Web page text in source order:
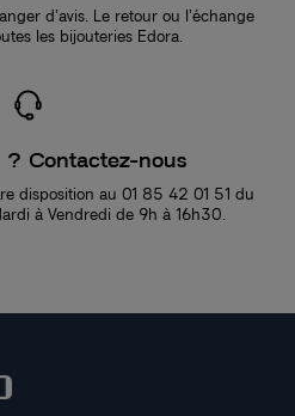
d’avis. Le retour ou l’échange
les bijouteries Edora.
? Contactez-nous
disposition au 01 85 42 01 51 du
à Vendredi de 9h à 16h30.